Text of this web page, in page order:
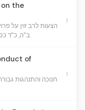
on the
הצעות לרב זוין על
ב"ה, כ"ד כסלו, תשט"ו ברוקלין.
›
of
חנוכה והתנהגות
›